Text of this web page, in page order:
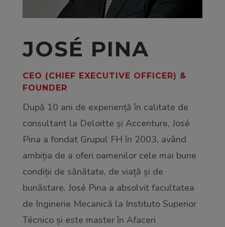
JOSÉ PINA
CEO (CHIEF EXECUTIVE OFFICER) &
FOUNDER
După 10 ani de experiență în calitate de
consultant la Deloitte și Accenture, José
Pina a fondat Grupul FH în 2003, având
ambiția de a oferi oamenilor cele mai bune
condiții de sănătate, de viață și de
bunăstare. José Pina a absolvit facultatea
de Inginerie Mecanică la Instituto Superior
Técnico și este master în Afaceri